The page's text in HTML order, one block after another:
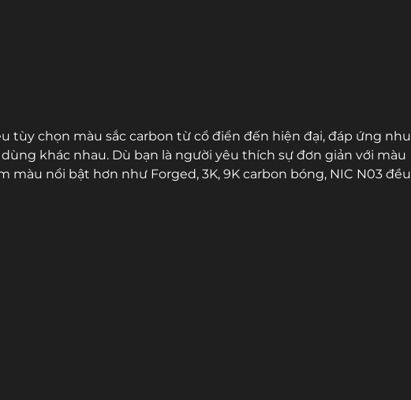
tùy chọn màu sắc carbon từ cổ điển đến hiện đại, đáp ứng nhu
khác nhau. Dù bạn là người yêu thích sự đơn giản với màu
màu nổi bật hơn như Forged, 3K, 9K carbon bóng, NIC N03 đều